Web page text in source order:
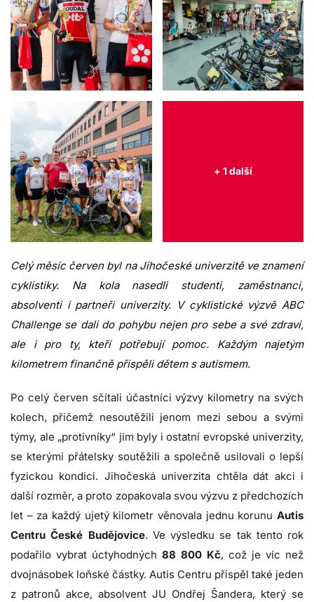
+ 1 další
Celý měsíc červen byl na Jihočeské univerzitě ve znamení
cyklistiky. Na kola nasedli studenti, zaměstnanci,
absolventi i partneři univerzity. V cyklistické výzvě ABC
Challenge se dali do pohybu nejen pro sebe a své zdraví,
ale i pro ty, kteří potřebují pomoc. Každým najetým
kilometrem finančně přispěli dětem s autismem.
Po celý červen sčítali účastníci výzvy kilometry na svých
kolech, přičemž nesoutěžili jenom mezi sebou a svými
týmy, ale „protivníky“ jim byly i ostatní evropské univerzity,
se kterými přátelsky soutěžili a společně usilovali o lepší
fyzickou kondici. Jihočeská univerzita chtěla dát akci i
další rozměr, a proto zopakovala svou výzvu z předchozích
let – za každý ujetý kilometr věnovala jednu korunu Autis
Centru České Budějovice. Ve výsledku se tak tento rok
podařilo vybrat úctyhodných 88 800 Kč, což je víc než
dvojnásobek loňské částky. Autis Centru přispěl také jeden
z patronů akce, absolvent JU Ondřej Šandera, který se